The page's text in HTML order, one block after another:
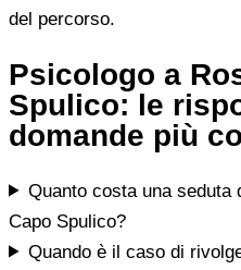
del percorso.
Psicologo a
Spulico: le
domande più
Quanto costa una seduta
Capo Spulico?
Quando è il caso di